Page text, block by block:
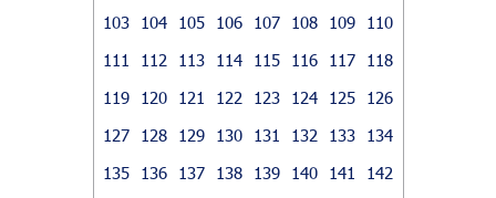
103
104 105 106 107 108 109
110
111
112 113 114 115 116 117
118
119
120 121 122 123 124 125
126
127
128 129 130 131 132 133
134
135
136 137 138 139 140 141
142